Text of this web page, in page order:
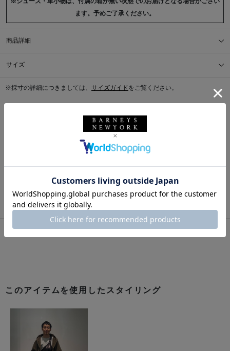
※シューズ・革小物は、付属の箱が無い状態でのお届けとなる場合がござい
ます。予めご了承ください。
商品詳細
サイズ
※採寸の詳細につきましては、 サイズガイドをご覧ください。
このアイテムをシェアする
このアイテムを使用したスタイリング